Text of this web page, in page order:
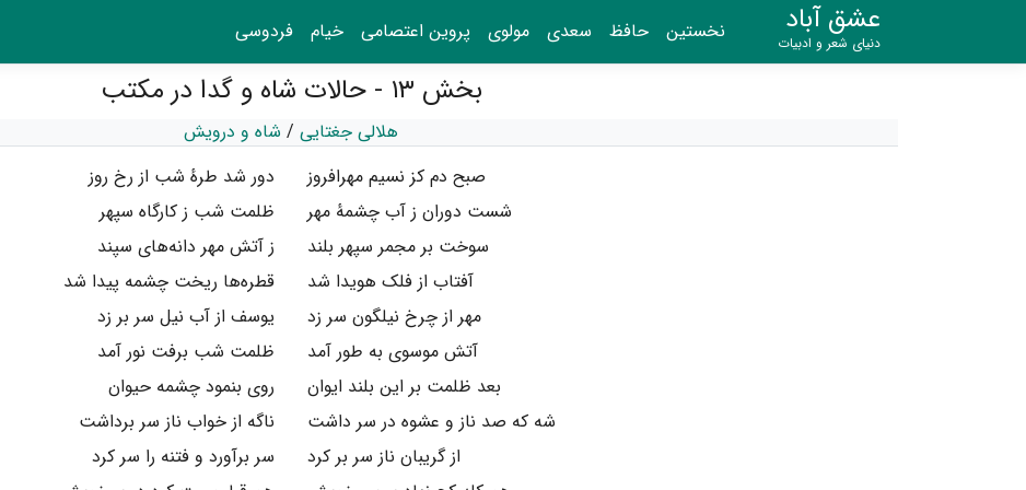
عشق آباد
دنیای شعر و ادبیات نخستین حافظ سعدی مولوی پروین اعتصامی خیام فردوسی
بخش ۱۳ - حالات شاه و گدا در مکتب
هلالی جغتایی / شاه و درویش
صبح دم کز نسیم مهرافروز
دور شد طرهٔ شب از رخ روز
شست دوران ز آب چشمهٔ مهر
ظلمت شب ز کارگاه سپهر
سوخت بر مجمر سپهر بلند
ز آتش مهر دانه‌های سپند
آفتاب از فلک هویدا شد
قطره‌ها ریخت چشمه پیدا شد
مهر از چرخ نیلگون سر زد
یوسف از آب نیل سر بر زد
آتش موسوی به طور آمد
ظلمت شب برفت نور آمد
بعد ظلمت بر این بلند ایوان
روی بنمود چشمه حیوان
شه که صد ناز و عشوه در سر داشت
ناگه از خواب ناز سر برداشت
از گریبان ناز سر بر کرد
سر برآورد و فتنه را سر کرد